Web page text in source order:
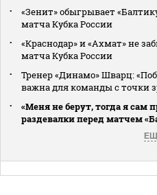
«Зенит» обыгрывает
матча Кубка России
«Краснодар» и «Ахмат» не
матча Кубка России
Тренер «Динамо» Шварц:
важна для команды с точки
«Меня не берут, тогда я сам
раздевалки перед матчем